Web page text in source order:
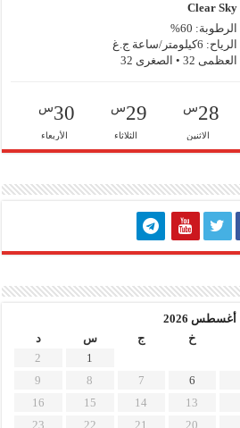
Clear Sky
الرطوبة: 60%
الرياح: 6كيلومتر/ساعة ج.غ
العظمى 32 • الصغرى 32
28س
الاثنين
29س
الثلاثاء
30س
الأربعاء
أغسطس 2026
خ ج س
د
1
2
6
7
8
9
13
14
15
16
20
21
22
23